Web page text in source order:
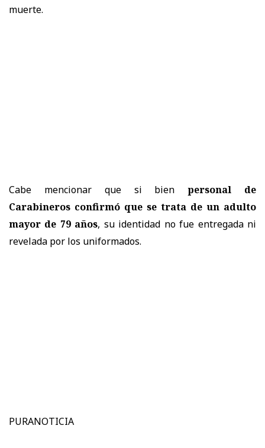
muerte.
Cabe mencionar que si bien personal de
Carabineros confirmó que se trata de un adulto
mayor de 79 años, su identidad no fue entregada ni
revelada por los uniformados.
PURANOTICIA